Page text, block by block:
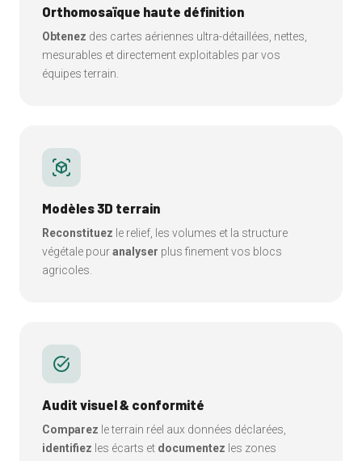
Orthomosaïque haute définition
Obtenez des cartes aériennes ultra-détaillées, nettes,
mesurables et directement exploitables par vos
équipes terrain.
view_in_ar
Modèles 3D terrain
Reconstituez le relief, les volumes et la structure
végétale pouranalyser plus finement vos blocs
agricoles.
task_alt
Audit visuel & conformité
Comparez le terrain réel aux données déclarées,
identifiez les écarts et documentez les zones